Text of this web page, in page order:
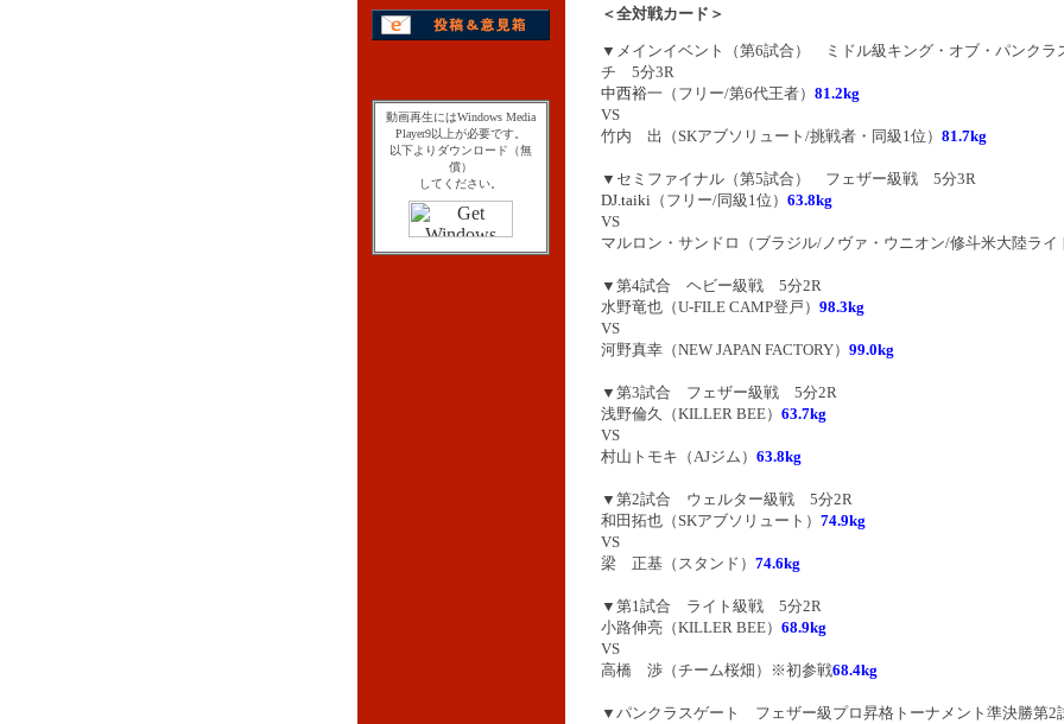
動画再生にはWindows Media
Player9以上が必要です。
以下よりダウンロード（無
償）
してください。
＜全対戦カード＞
▼メインイベント（第6試合） ミドル級キング・オブ・パンクラ
チ 5分3R
中西裕一 （フリー/第6代王者） 81.2kg
VS
竹内 出（SKアブソリュート/挑戦者・同級1位） 81.7kg
▼セミファイナル（第5試合） フェザー級戦 5分3R
DJ.taiki （フリー/同級1位） 63.8kg
VS
マルロン・サンドロ（ブラジル/ノヴァ・ウニオン/修斗米大陸ライ
▼第4試合 ヘビー級戦 5分2R
水野竜也（U-FILE CAMP登戸） 98.3kg
VS
河野真幸 （NEW JAPAN FACTORY） 99.0kg
▼第3試合 フェザー級戦 5分2R
浅野倫久（KILLER BEE） 63.7kg
VS
村山トモキ（AJジム） 63.8kg
▼第2試合 ウェルター級戦 5分2R
和田拓也（SKアブソリュート） 74.9kg
VS
梁 正基（スタンド） 74.6kg
▼第1試合 ライト級戦 5分2R
小路伸亮（KILLER BEE） 68.9kg
VS
高橋 渉（チーム桜畑）※初参戦68.4kg
▼パンクラスゲート フェザー級プロ昇格トーナメント準決勝第